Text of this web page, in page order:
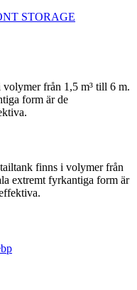
från 1,5 m³ till 6 m.
form är de
finns i volymer från
extremt fyrkantiga form är